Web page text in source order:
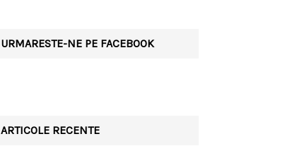
URMARESTE-NE PE FACEBOOK
ARTICOLE RECENTE